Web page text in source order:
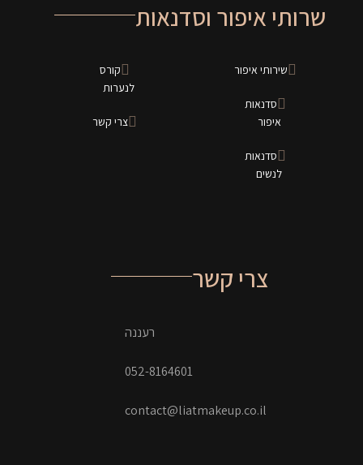
שרותי איפור וסדנאות
שירותי איפור
סדנאות
איפור
סדנאות
לנשים
קורס
לנערות
צרי קשר
צרי קשר
רעננה
052-8164601
contact@liatmakeup.co.il